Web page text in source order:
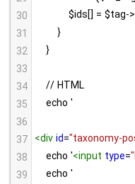
30
$ids[] = $tag-
31
}
32
}
33
34
// HTML
35
echo '
36
37 <divid="taxonomy-
38
echo '<input type=
39
echo '